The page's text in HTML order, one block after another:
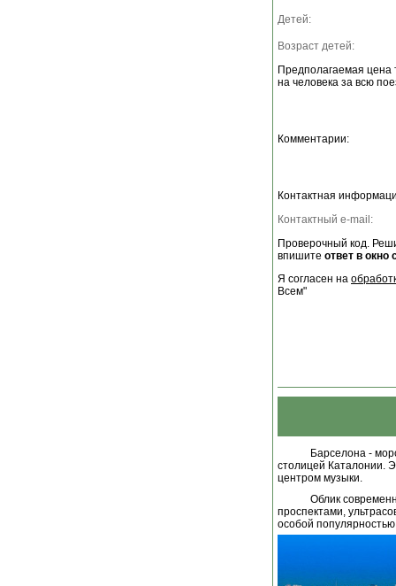
Детей:
Возраст детей:
Предполагаемая цена
на человека за всю
Комментарии:
Контактная
Контактный e-mail:
Проверочный код.
впишите ответ в окно
Я согласен на
Всем"
Барселона -
столицей Каталонии.
центром музыки.
Облик
проспектами,
особой